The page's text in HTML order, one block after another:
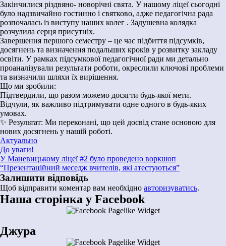
Закінчилися різдвяно- новорічні свята. У нашому ліцеї сьогодні
було надзвичайно гостинно і святково, адже педагогічна рада
розпочалась із виступу наших колег . Задушевна колядка
розчулила серця присутніх.
Завершення першого семестру – це час підбиття підсумків,
досягнень та визначення подальших кроків у розвитку закладу
освіти. У рамках підсумкової педагогічної ради ми детально
проаналізували результати роботи, окреслили ключові проблеми
та визначили шляхи їх вирішення.
Що ми зробили:
Підтвердили, що разом можемо досягти будь-якої мети.
Відчули, як важливо підтримувати одне одного в будь-яких
умовах.
✨ Результат: Ми переконані, що цей досвід стане основою для
нових досягнень у нашій роботі.
Актуально
Навігація
записів
До уваги!
У Маневицькому ліцеї #2 було проведено воркшоп
“Презентаційний меседж вчителів, які атестуються”
Залишити відповідь
Щоб відправити коментар вам необхідно авторизуватись.
Наша сторінка у Facebook
Джура